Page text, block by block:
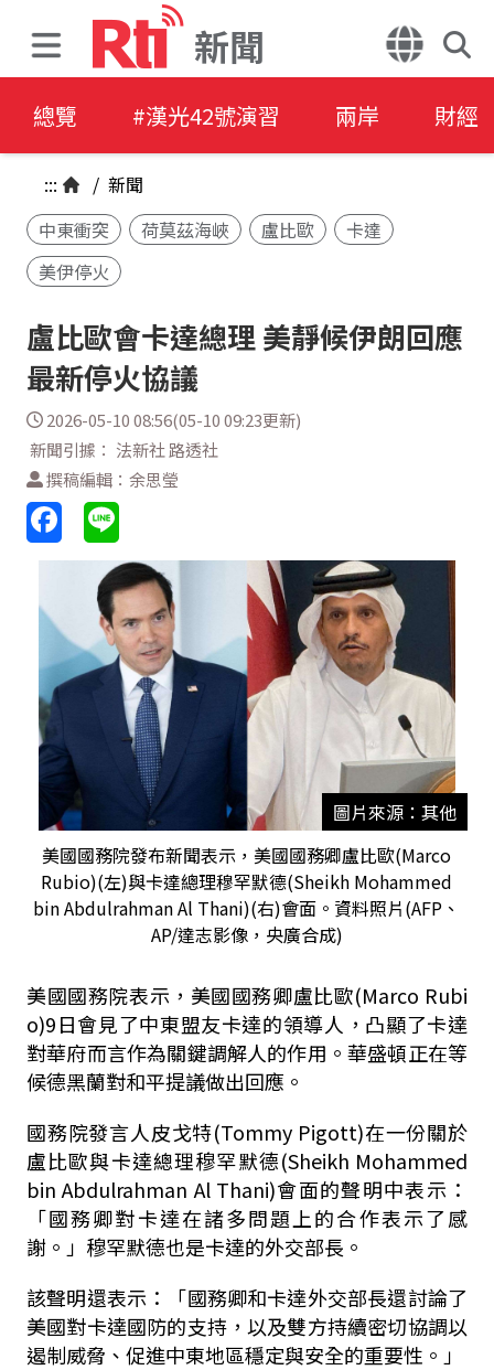
新聞
總覽 #漢光42號演習 兩岸 財經
::: / 新聞
中東衝突
荷莫茲海峽 盧比歐
卡達
美伊停火
盧比歐會卡達總理 美靜候伊朗回應
最新停火協議
2026-05-10 08:56(05-10 09:23更新)
新聞引據： 法新社 路透社
撰稿編輯：余思瑩
圖片來源：其他
美國國務院發布新聞表示，美國國務卿盧比歐(Marco
Rubio)(左)與卡達總理穆罕默德(Sheikh Mohammed
bin Abdulrahman Al Thani)(右)會面。資料照片(AFP、
AP/達志影像，央廣合成)
美國國務院表示，美國國務卿盧比歐(Marco Rubi
o)9日會見了中東盟友卡達的領導人，凸顯了卡達
對華府而言作為關鍵調解人的作用。華盛頓正在等
候德黑蘭對和平提議做出回應。
國務院發言人皮戈特(Tommy Pigott)在一份關於
盧比歐與卡達總理穆罕默德(Sheikh Mohammed
bin Abdulrahman Al Thani)會面的聲明中表示：
「國務卿對卡達在諸多問題上的合作表示了感
謝。」穆罕默德也是卡達的外交部長。
該聲明還表示：「國務卿和卡達外交部長還討論了
美國對卡達國防的支持，以及雙方持續密切協調以
遏制威脅、促進中東地區穩定與安全的重要性。」